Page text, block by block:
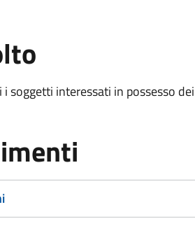
soggetti interessati in possesso